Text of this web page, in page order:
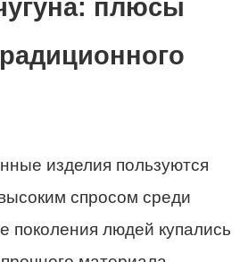
плюсы
изделия пользуются
спросом среди
поколения людей купались